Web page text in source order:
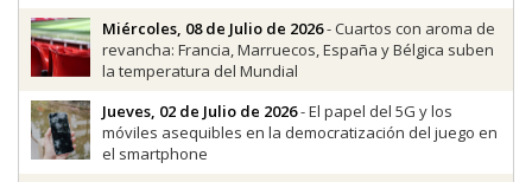
Miércoles, 08 de Julio de 2026- Cuartos con aroma de
revancha: Francia, Marruecos, España y Bélgica suben
la temperatura del Mundial
Jueves, 02 de Julio de 2026- El papel del 5G y los
móviles asequibles en la democratización del juego en
el smartphone